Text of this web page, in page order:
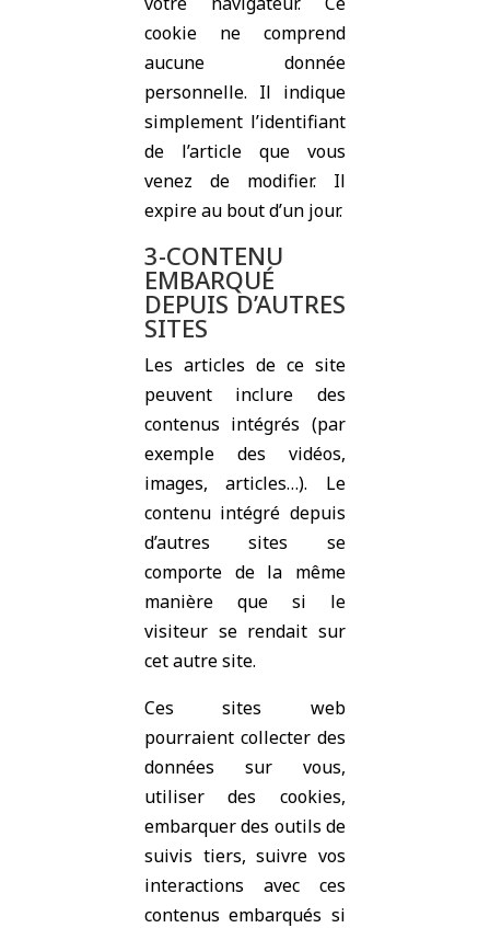
cookie ne comprend
aucune donnée
personnelle. Il indique
simplement l’identifiant
de l’article que vous
venez de modifier. Il
expire au bout d’un jour.
3-CONTENU
EMBARQUÉ
DEPUIS D’AUTRES
SITES
Les articles de ce site
peuvent inclure des
contenus intégrés (par
exemple des vidéos,
images, articles…). Le
contenu intégré depuis
d’autres sites se
comporte de la même
manière que si le
visiteur se rendait sur
cet autre site.
Ces sites web
pourraient collecter des
données sur vous,
utiliser des cookies,
embarquer des outils de
suivis tiers, suivre vos
interactions avec ces
contenus embarqués si